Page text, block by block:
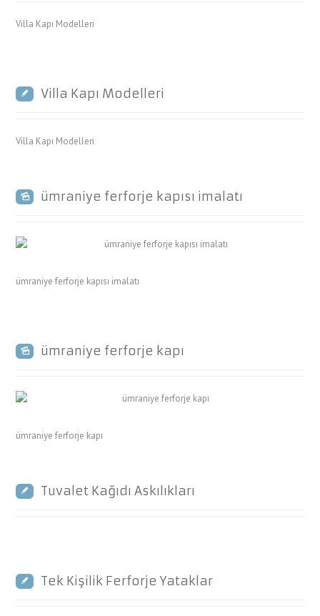
Villa Kapı Modelleri
Villa Kapı Modelleri
Villa Kapı Modelleri
ümraniye ferforje kapısı imalatı
ümraniye ferforje kapısı imalatı
ümraniye ferforje kapı
ümraniye ferforje kapı
Tuvalet Kağıdı Askılıkları
Tek Kişilik Ferforje Yataklar